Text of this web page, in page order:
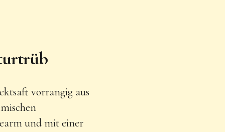
vorrangig aus
und mit einer